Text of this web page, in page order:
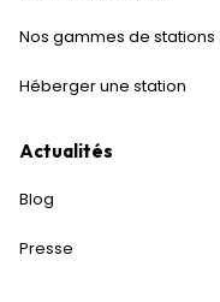
Nos gammes de stations
Héberger une station
Actualités
Blog
Presse